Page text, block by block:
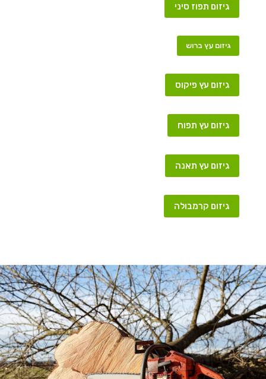
גיזום תפוז סיני
גיזום עץ ברוש
גיזום עץ פיקוס
גיזום עץ תפוח
גיזום עץ תאנה
גיזום קרמבולה